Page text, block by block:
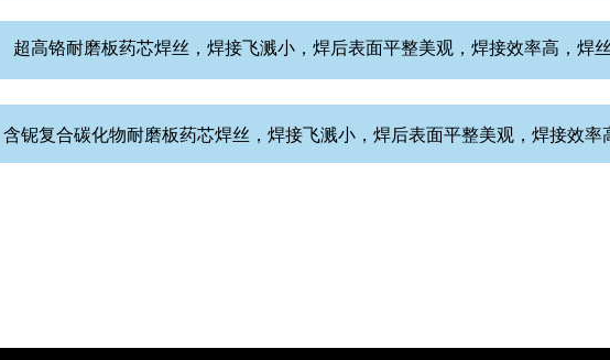
超高铬耐磨板药芯焊丝，焊接飞溅小，焊后表面平整美观，焊接效率高，焊丝
含铌复合碳化物耐磨板药芯焊丝，焊接飞溅小，焊后表面平整美观，焊接效率